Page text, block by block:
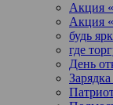
Акция
Акция
будь
где
День